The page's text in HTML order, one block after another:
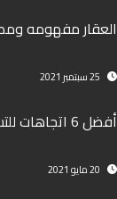
العقار مفهومه
25 سبتمبر 2021
أفضل 6 اتجاهات للتسويق الالكتروني
20 مايو 2021